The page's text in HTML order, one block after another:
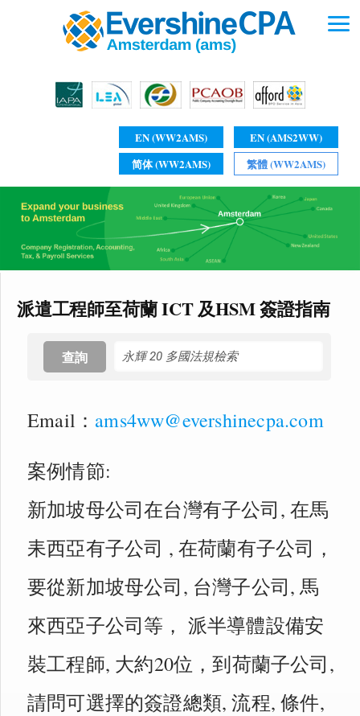
EN (WW2AMS)
EN (AMS2WW)
简体 (WW2AMS)
繁體 (WW2AMS)
派遣工程師至荷蘭 ICT 及HSM 簽證指南
查詢
Email： ams4ww@evershinecpa.com
案例情節:
新加坡母公司在台灣有子公司, 在馬
耒西亞有子公司 , 在荷蘭有子公司，
要從新加坡母公司, 台灣子公司, 馬
來西亞子公司等， 派半導體設備安
裝工程師, 大約20位，到荷蘭子公司,
請問可選擇的簽證總類, 流程, 條件,